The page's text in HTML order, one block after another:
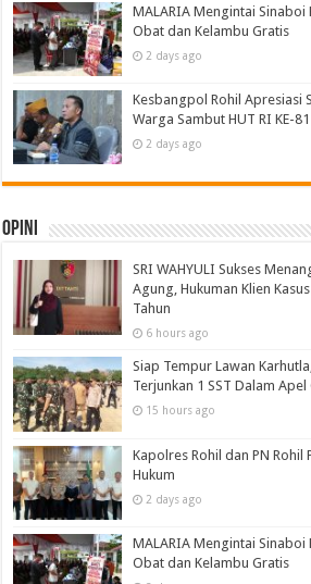
MALARIA Mengintai Sinaboi
Obat dan Kelambu Gratis
2 days ago
Kesbangpol Rohil Apresiasi
Warga Sambut HUT RI KE-81
2 days ago
Opini
SRI WAHYULI Sukses
Agung, Hukuman Klien
Tahun
6 hours ago
Siap Tempur Lawan
Terjunkan 1 SST Dalam
15 hours ago
Kapolres Rohil dan PN Rohil
Hukum
2 days ago
MALARIA Mengintai Sinaboi
Obat dan Kelambu Gratis